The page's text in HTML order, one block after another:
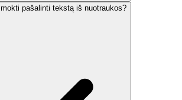
pašalinti tekstą iš nuotraukos?